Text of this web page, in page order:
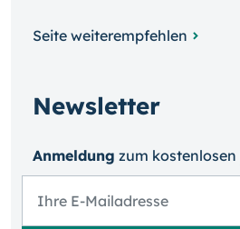
Seite weiterempfehlen
Newsletter
Anmeldung zum kosten­losen